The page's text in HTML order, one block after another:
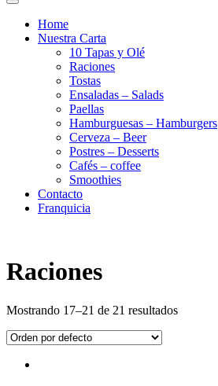
Home
Nuestra Carta
10 Tapas y Olé
Raciones
Tostas
Ensaladas – Salads
Paellas
Hamburguesas – Hamburgers
Cerveza – Beer
Postres – Desserts
Cafés – coffee
Smoothies
Contacto
Franquicia
Raciones
Mostrando 17–21 de 21 resultados